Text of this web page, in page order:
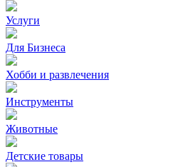
Услуги
Для Бизнеса
Хобби и развлечения
Инструменты
Животные
Детские товары